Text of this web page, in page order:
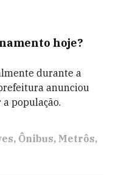
hoje?
durante a
anunciou
população.
Ônibus Metrôs